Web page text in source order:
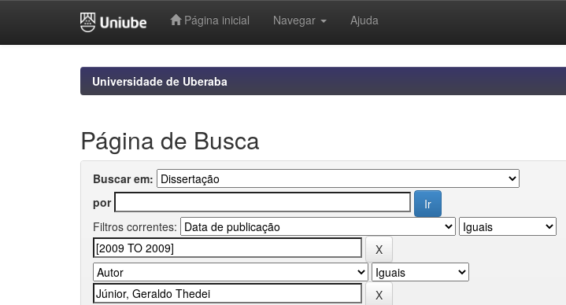
Página inicial Navegar Ajuda
Universidade de Uberaba
Página de Busca
Buscar em:
por
Filtros correntes: